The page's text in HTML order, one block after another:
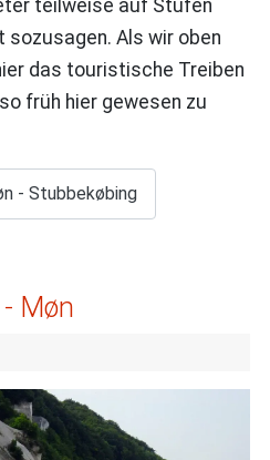
teilweise auf Stufen
sozusagen. Als wir oben
das touristische Treiben
früh hier gewesen zu
- Stubbekøbing
Møn